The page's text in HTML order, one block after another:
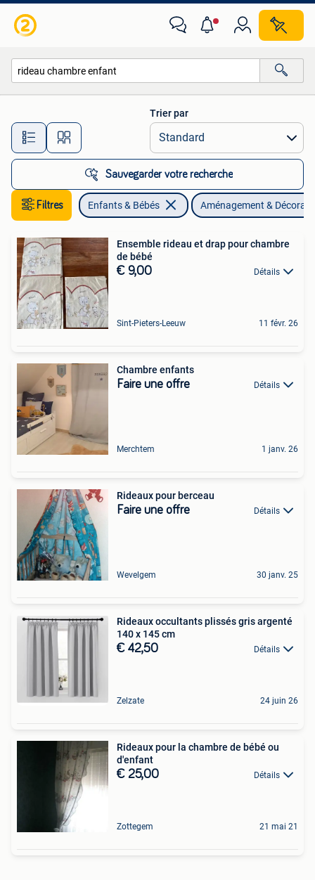
Toutes les distances…
Trier par
Sauvegarder votre recherche
Filtres Enfants & Bébés Aménagement &
Ensemble rideau et drap pour chambre
de bébé
€ 9,00 Détails
Sint-Pieters-Leeuw 11 févr. 26
Chambre enfants
Faire une offre Détails
Merchtem 1 janv. 26
Rideaux pour berceau
Faire une offre Détails
Wevelgem 30 janv. 25
Rideaux occultants plissés gris argenté
140 x 145 cm
€ 42,50 Détails
Zelzate 24 juin 26
Rideaux pour la chambre de bébé ou
d'enfant
€ 25,00 Détails
Zottegem 21 mai 21